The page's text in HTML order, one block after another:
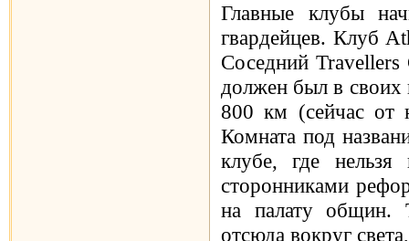
Главные клубы
гвардейцев. Клуб
Соседний
должен был в своих
800 км (сейчас от
Комната под
клубе, где
сторонниками
на палату общин.
отсюда вокруг